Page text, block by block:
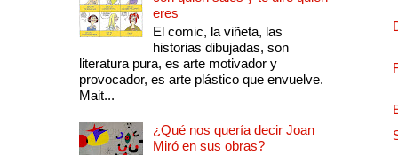
eres
El comic, la viñeta, las
historias dibujadas, son
literatura pura, es arte motivador y
provocador, es arte plástico que envuelve.
Mait...
¿Qué nos quería decir Joan
Miró en sus obras?